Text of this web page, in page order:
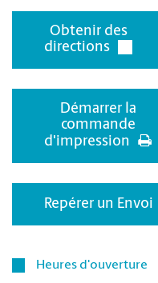
Obtenir des
directions
Démarrer la
commande
d'impression
Repérer un Envoi
Heures d'ouverture